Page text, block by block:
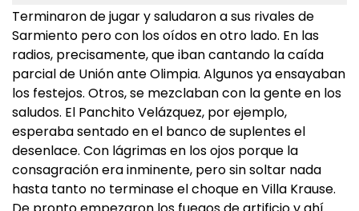
Terminaron de jugar y saludaron a sus rivales de
Sarmiento pero con los oídos en otro lado. En las
radios, precisamente, que iban cantando la caída
parcial de Unión ante Olimpia. Algunos ya ensayaban
los festejos. Otros, se mezclaban con la gente en los
saludos. El Panchito Velázquez, por ejemplo,
esperaba sentado en el banco de suplentes el
desenlace. Con lágrimas en los ojos porque la
consagración era inminente, pero sin soltar nada
hasta tanto no terminase el choque en Villa Krause.